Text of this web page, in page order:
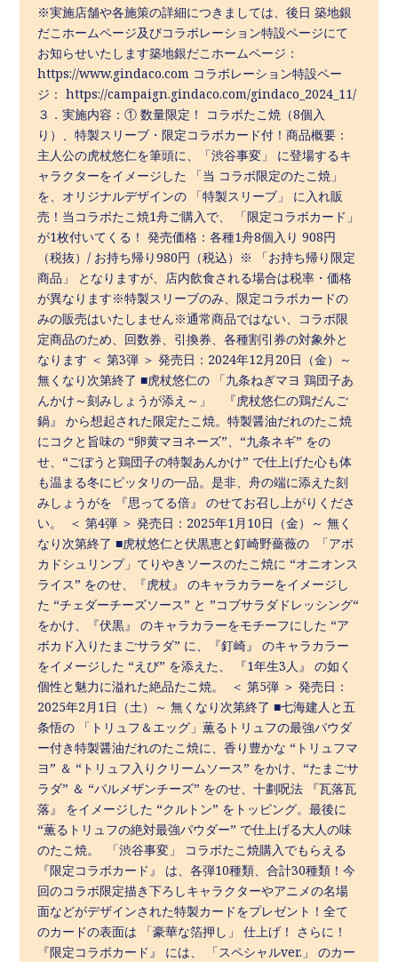
※実施店舗や各施策の詳細につきましては、後日 築地銀
だこホームページ及びコラボレーション特設ページにて
お知らせいたします築地銀だこホームページ：
https://www.gindaco.com コラボレーション特設ペー
ジ： https://campaign.gindaco.com/gindaco_2024_11/
３．実施内容：① 数量限定！ コラボたこ焼（8個入
り）、特製スリーブ・限定コラボカード付！商品概要：
主人公の虎杖悠仁を筆頭に、「渋谷事変」 に登場するキ
ャラクターをイメージした 「当 コラボ限定のたこ焼」
を、オリジナルデザインの 「特製スリーブ」 に入れ販
売！当コラボたこ焼1舟ご購入で、 「限定コラボカード」
が1枚付いてくる！ 発売価格：各種1舟8個入り 908円
（税抜）/ お持ち帰り980円（税込）※ 「お持ち帰り限定
商品」 となりますが、店内飲食される場合は税率・価格
が異なります※特製スリーブのみ、限定コラボカードの
みの販売はいたしません※通常商品ではない、コラボ限
定商品のため、回数券、引換券、各種割引券の対象外と
なります ＜ 第3弾 ＞ 発売日：2024年12月20日（金）～
無くなり次第終了 ■虎杖悠仁の 「九条ねぎマヨ 鶏団子あ
んかけ～刻みしょうが添え～」 『虎杖悠仁の鶏だんご
鍋』 から想起された限定たこ焼。特製醤油だれのたこ焼
にコクと旨味の “卵黄マヨネーズ”、“九条ネギ” をの
せ、“ごぼうと鶏団子の特製あんかけ” で仕上げた心も体
も温まる冬にピッタリの一品。是非、舟の端に添えた刻
みしょうがを 『思ってる倍』 のせてお召し上がりくださ
い。 ＜ 第4弾 ＞ 発売日：2025年1月10日（金）～ 無く
なり次第終了 ■虎杖悠仁と伏黒恵と釘崎野薔薇の 「アボ
カドシュリンプ」てりやきソースのたこ焼に “オニオンス
ライス” をのせ、『虎杖』 のキャラカラーをイメージし
た “チェダーチーズソース” と ”コブサラダドレッシング“
をかけ、『伏黒』 のキャラカラーをモチーフにした “ア
ボカド入りたまごサラダ” に、『釘崎』 のキャラカラー
をイメージした “えび” を添えた、 『1年生3人』 の如く
個性と魅力に溢れた絶品たこ焼。 ＜ 第5弾 ＞ 発売日：
2025年2月1日（土）～ 無くなり次第終了 ■七海建人と五
条悟の 「トリュフ＆エッグ」薫るトリュフの最強パウダ
ー付き特製醤油だれのたこ焼に、香り豊かな “トリュフマ
ヨ” ＆ “トリュフ入りクリームソース” をかけ、“たまごサ
ラダ” ＆ “パルメザンチーズ” をのせ、十劃呪法 『瓦落瓦
落』 をイメージした “クルトン” をトッピング。最後に
“薫るトリュフの絶対最強パウダー” で仕上げる大人の味
のたこ焼。 「渋谷事変」 コラボたこ焼購入でもらえる
『限定コラボカード』 は、各弾10種類、合計30種類！今
回のコラボ限定描き下ろしキャラクターやアニメの名場
面などがデザインされた特製カードをプレゼント！全て
のカードの表面は 「豪華な箔押し」 仕上げ！ さらに！
『限定コラボカード』 には、 「スペシャルver.」 のカー